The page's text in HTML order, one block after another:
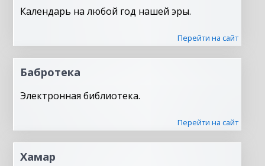
Календарь на любой год нашей эры.
Перейти на сайт
Бабротека
Электронная библиотека.
Перейти на сайт
Хамар